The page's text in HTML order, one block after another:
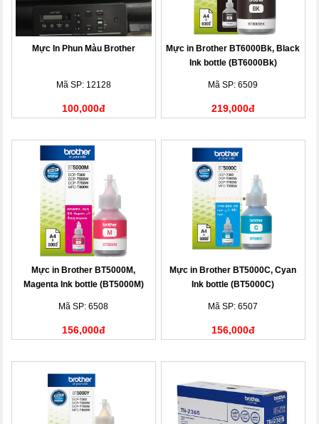
Mực In Phun Màu Brother
Mã SP: 12128
100,000đ
Mực in Brother BT6000Bk, Black
Ink bottle (BT6000Bk)
Mã SP: 6509
219,000đ
Mực in Brother BT5000M,
Magenta Ink bottle (BT5000M)
Mã SP: 6508
156,000đ
Mực in Brother BT5000C, Cyan
Ink bottle (BT5000C)
Mã SP: 6507
156,000đ